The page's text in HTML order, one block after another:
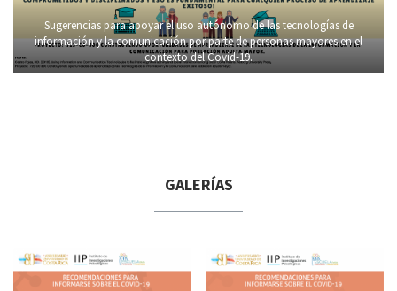
Sugerencias para apoyar el uso autónomo de las tecnologías de
información y la comunicación por parte de personas mayores en el
contexto del Covid-19.
GALERÍAS